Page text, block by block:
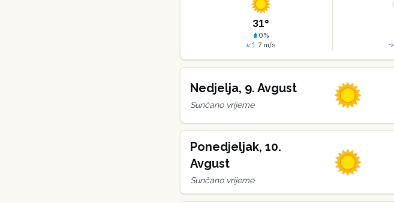
31°
0%
1.7 m/s
Nedjelja, 9. Avgust
Sunčano vrijeme
Ponedjeljak, 10.
Avgust
Sunčano vrijeme